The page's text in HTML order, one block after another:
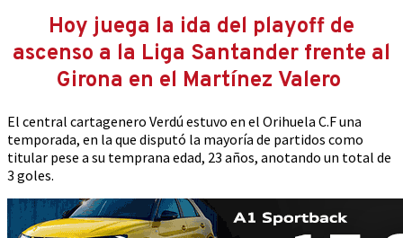
Hoy juega la ida del playoff de
ascenso a la Liga Santander frente al
Girona en el Martínez Valero
El central cartagenero Verdú estuvo en el Orihuela C.F una
temporada, en la que disputó la mayoría de partidos como
titular pese a su temprana edad, 23 años, anotando un total de
3 goles.